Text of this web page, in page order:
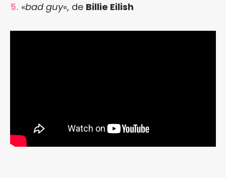
5. «bad guy«, de Billie Eilish